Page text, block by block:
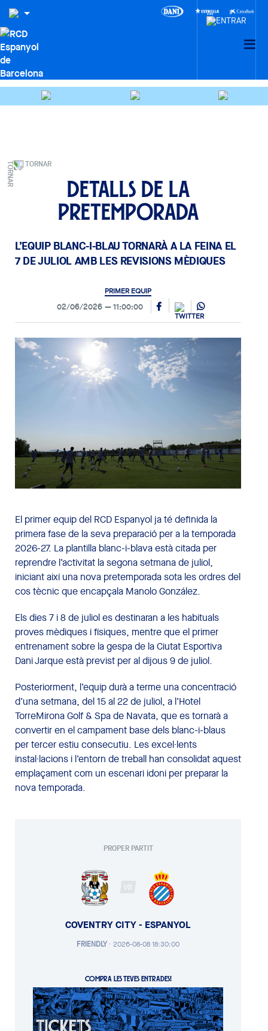
TORNAR
Detalls de la
pretemporada
L’EQUIP BLANC-I-BLAU TORNARÀ A LA FEINA EL
7 DE JULIOL AMB LES REVISIONS MÈDIQUES
PRIMER EQUIP
02/06/2026 11:00:00
El primer equip del RCD Espanyol ja té definida la
primera fase de la seva preparació per a la temporada
2026-27. La plantilla blanc-i-blava està citada per
reprendre l’activitat la segona setmana de juliol,
iniciant així una nova pretemporada sota les ordres del
cos tècnic que encapçala Manolo González.
Els dies 7 i 8 de juliol es destinaran a les habituals
proves mèdiques i físiques, mentre que el primer
entrenament sobre la gespa de la Ciutat Esportiva
Dani Jarque està previst per al dijous 9 de juliol.
Posteriorment, l’equip durà a terme una concentració
d’una setmana, del 15 al 22 de juliol, a l’Hotel
TorreMirona Golf & Spa de Navata, que es tornarà a
convertir en el campament base dels blanc-i-blaus
per tercer estiu consecutiu. Les excel·lents
instal·lacions i l’entorn de treball han consolidat aquest
emplaçament com un escenari idoni per preparar la
nova temporada.
PROPER PARTIT
VS
COVENTRY CITY - ESPANYOL
FRIENDLY· 2026-08-08 18:30:00
COMPRA LES TEVES ENTRADES!